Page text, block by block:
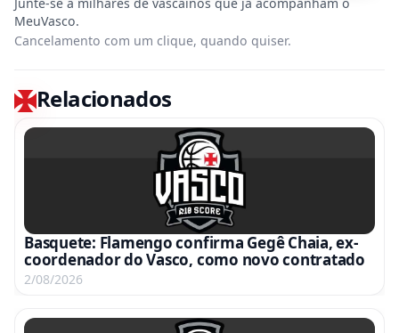
Cancelamento com um clique, quando quiser.
Relacionados
Basquete: Flamengo confirma Gegê Chaia, ex-
coordenador do Vasco, como novo contratado
2/08/2026